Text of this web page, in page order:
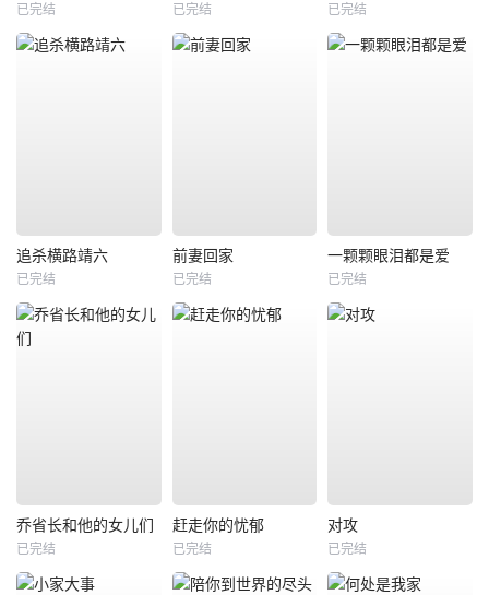
已完结 已完结 已完结
追杀横路靖六
已完结
前妻回家
已完结
一颗颗眼泪都是爱
已完结
乔省长和他的女儿们
已完结
赶走你的忧郁
已完结
对攻
已完结